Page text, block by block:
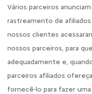
Vários parceiros
rastreamento de
nossos clientes
nossos parceiros, para
adequadamente e,
parceiros afiliados
fornecê-lo para fazer